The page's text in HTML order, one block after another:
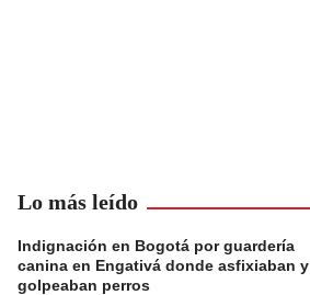
Lo más leído
Indignación en Bogotá por guardería
canina en Engativá donde asfixiaban y
golpeaban perros